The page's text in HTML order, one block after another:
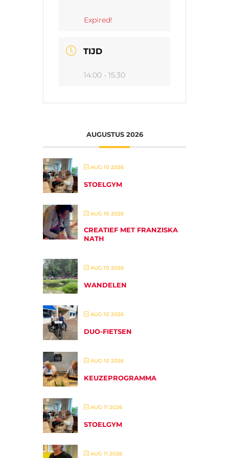
Expired!
TIJD
14:00 - 15:30
AUGUSTUS 2026
AUG 10 2026
STOELGYM
AUG 10 2026
CREATIEF MET FRANZISKA
NATH
AUG 10 2026
WANDELEN
AUG 10 2026
DUO-FIETSEN
AUG 10 2026
KEUZEPROGRAMMA
AUG 11 2026
STOELGYM
AUG 11 2026